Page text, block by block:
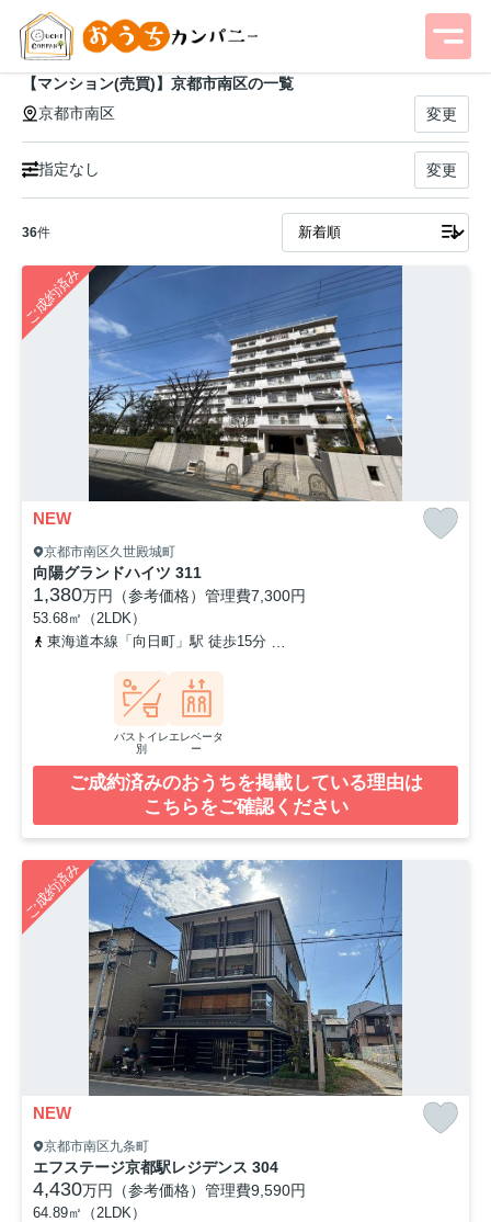
【マンション(売買)】京都市南区の一覧
京都市南区
変更
指定なし 変更
36件
ご成約済み
NEW
京都市南区久世殿城町
向陽グランドハイツ 311
1,380万円（参考価格） 管理費7,300円
53.68㎡（2LDK）
東海道本線「向日町」駅 徒歩15分
バストイレ
別
エレベータ
ー
ご成約済みのおうちを掲載している理由は
こちらをご確認ください
ご成約済み
NEW
京都市南区九条町
エフステージ京都駅レジデンス 304
4,430万円（参考価格） 管理費9,590円
64.89㎡（2LDK）